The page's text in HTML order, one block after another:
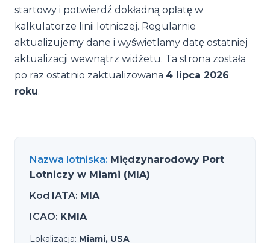
startowy i potwierdź dokładną opłatę w
kalkulatorze linii lotniczej. Regularnie
aktualizujemy dane i wyświetlamy datę ostatniej
aktualizacji wewnątrz widżetu. Ta strona została
po raz ostatnio zaktualizowana 4 lipca 2026
roku.
Nazwa lotniska: Międzynarodowy Port
Lotniczy w Miami (MIA)
Kod IATA: MIA
ICAO: KMIA
Lokalizacja: Miami, USA